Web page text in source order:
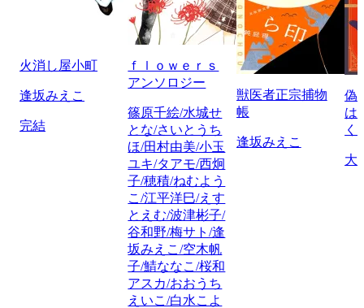
火消し屋小町
逢坂みえこ
完結
ｆｌｏｗｅｒｓ
アンソロジー
篠原千絵/水城せ
とな/さいとうち
ほ/田村由美/小玉
ユキ/タアモ/西炯
子/穂積/ねむよう
こ/江平洋巳/えす
とえむ/波津彬子/
谷和野/梅サト/逢
坂みえこ/空木帆
子/鯖ななこ/桜和
アスカ/おおうち
えいこ/白水こよ
獣医者正宗捕物
帳
逢坂みえこ
偽
は
く
大